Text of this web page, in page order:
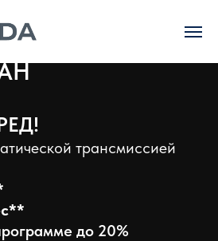
трансмиссией
до 20%